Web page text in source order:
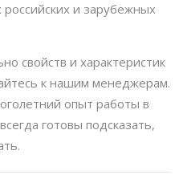
и зарубежных
свойств и характеристик
к нашим менеджерам.
опыт работы в
готовы подсказать,